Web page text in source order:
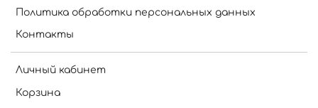
Политика обработки персональных данных
Контакты
Личный кабинет
Корзина